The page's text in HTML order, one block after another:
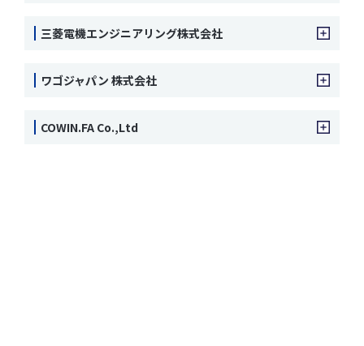
三菱電機エンジニアリング株式会社
ワゴジャパン 株式会社
COWIN.FA Co.,Ltd